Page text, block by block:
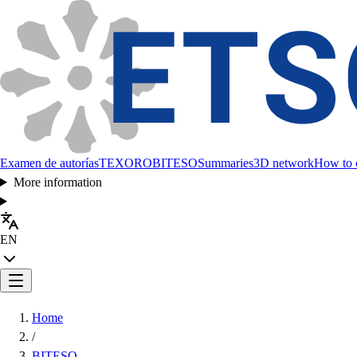
Examen de autoríasTEXOROBITESOSummaries3D networkHow to
More information
EN
Home
/